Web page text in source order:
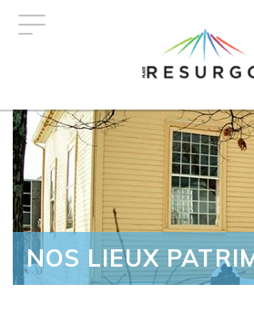
NOS LIEUX